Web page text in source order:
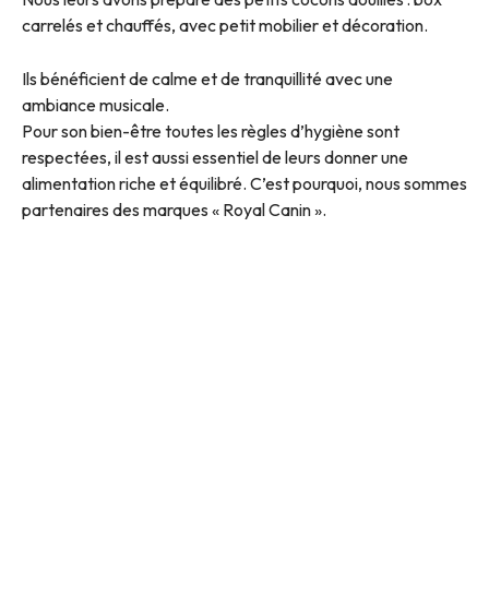
carrelés et chauffés, avec petit mobilier et décoration.
Ils bénéficient de calme et de tranquillité avec une
ambiance musicale.
Pour son bien-être toutes les règles d’hygiène sont
respectées, il est aussi essentiel de leurs donner une
alimentation riche et équilibré. C’est pourquoi, nous sommes
partenaires des marques « Royal Canin ».